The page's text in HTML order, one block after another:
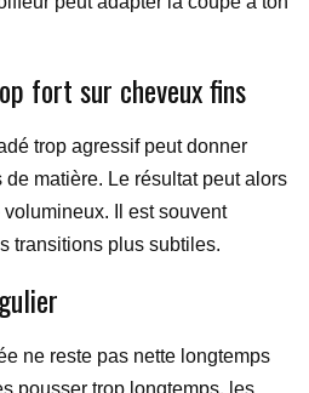
fort sur cheveux fins
trop agressif peut donner
de matière. Le résultat peut alors
Il est souvent
transitions plus subtiles.
ne reste pas nette longtemps
pousser trop longtemps, les